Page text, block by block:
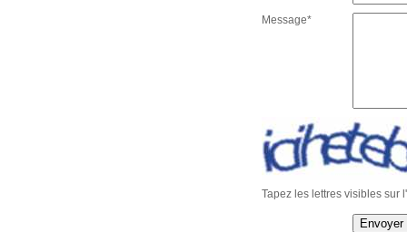
Message*
Tapez les lettres visibles sur
Envoyer